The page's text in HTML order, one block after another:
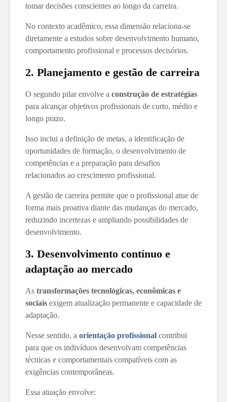
tomar decisões conscientes ao longo da carreira.
No contexto acadêmico, essa dimensão relaciona-se
diretamente a estudos sobre desenvolvimento humano,
comportamento profissional e processos decisórios.
2. Planejamento e gestão de carreira
O segundo pilar envolve a construção de estratégias
para alcançar objetivos profissionais de curto, médio e
longo prazo.
Isso inclui a definição de metas, a identificação de
oportunidades de formação, o desenvolvimento de
competências e a preparação para desafios
relacionados ao crescimento profissional.
A gestão de carreira permite que o profissional atue de
forma mais proativa diante das mudanças do mercado,
reduzindo incertezas e ampliando possibilidades de
desenvolvimento.
3. Desenvolvimento contínuo e
adaptação ao mercado
As transformações tecnológicas, econômicas e
sociais exigem atualização permanente e capacidade de
adaptação.
Nesse sentido, a orientação profissional contribui
para que os indivíduos desenvolvam competências
técnicas e comportamentais compatíveis com as
exigências contemporâneas.
Essa atuação envolve: